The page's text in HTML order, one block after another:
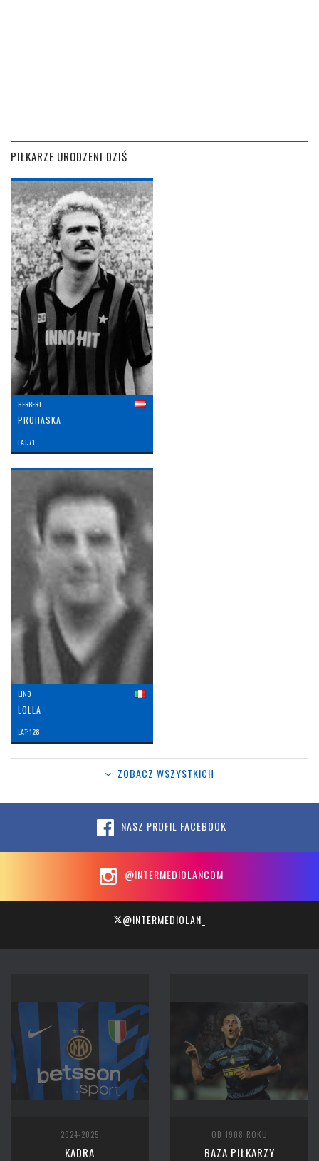
PIŁKARZE URODZENI DZIŚ
HERBERT
PROHASKA
LAT: 71
LINO
LOLLA
LAT: 128
ZOBACZ WSZYSTKICH
NASZ PROFIL FACEBOOK
@INTERMEDIOLANCOM
@INTERMEDIOLAN_
2024-2025
KADRA
OD 1908 ROKU
BAZA PIŁKARZY